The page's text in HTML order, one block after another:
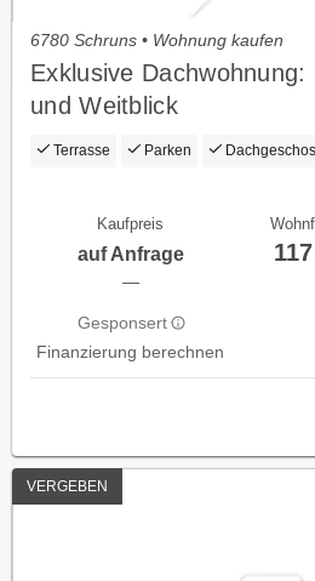
6780 Schruns • Wohnung kaufen
Exklusive
und Weitblick
Terrasse Parken
Kaufpreis
auf Anfrage
—
Gesponsert
Finanzierung berechnen
VERGEBEN